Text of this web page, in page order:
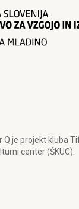
Q je projekt kluba
center (ŠKUC).